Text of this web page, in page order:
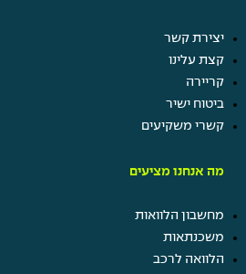
יצירת קשר
קצת עלינו
קריירה
ביטוח ישיר
קשרי משקיעים
מה אנחנו מציעים
מחשבון הלוואות
משכנתאות
הלוואה לרכב